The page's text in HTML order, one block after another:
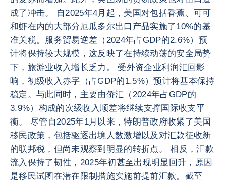
成了冲击。 自2025年4月起，美国对包括香蕉、可可
和虾在内的大部分厄瓜多尔出口产品实施了10%的基
准关税。服务贸易逆差（2024年占GDP的2.6%）预
计将保持较大规模，这反映了在持续动荡的安全局势
下，旅游业收入增长乏力。 受外资企业利润汇回影
响，初级收入赤字（占GDP的1.5%）预计将基本保持
稳定。与此同时，主要由侨汇（2024年占GDP的
3.9%）构成的次级收入顺差将继续支撑国际收支平
衡。 尽管自2025年1月以来，特朗普政府收紧了美国
移民政策，包括驱逐出境人数激增以及对汇款征收新
的联邦税，但尚未观察到明显的转折点。 相反，汇款
流入保持了韧性，2025年初甚至出现明显回升，原因
是移民试图在潜在限制措施实施前提前汇款。截至